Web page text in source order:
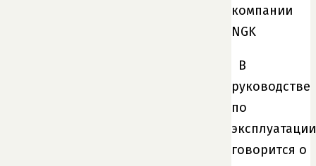
компании
NGK
В
руководстве
по
эксплуатации
говорится о